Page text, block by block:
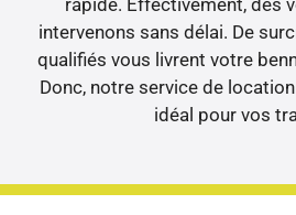
intervenons sans délai. De
qualifiés vous livrent votre
Donc, notre service de
idéal pour vos